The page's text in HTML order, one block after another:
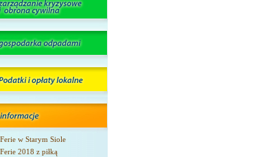
Ferie w Starym Siole
Ferie 2018 z piłką